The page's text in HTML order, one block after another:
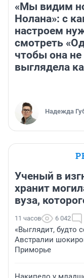
«Мы видим
Нолана»: с
настроем
смотреть
чтобы она не
выглядела
Надежда
Ученый в
хранит
вуза,
11 часов 6 042
«Выглядит, будто
Австралии
Приморье